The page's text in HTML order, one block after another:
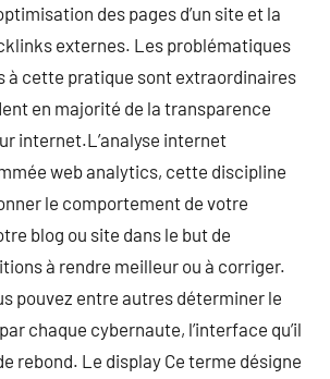
des pages d’un site et la
externes. Les problématiques
à cette pratique sont extraordinaires
en majorité de la transparence
internet.L’analyse internet
web analytics, cette discipline
le comportement de votre
blog ou site dans le but de
à rendre meilleur ou à corriger.
pouvez entre autres déterminer le
chaque cybernaute, l’interface qu’il
rebond. Le display Ce terme désigne